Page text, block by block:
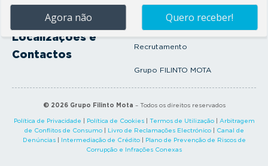
Onde Estamos
Localizações e
Contactos
Artigos e Notícias
Recrutamento
Grupo FILINTO MOTA
© 2026Grupo Filinto Mota – Todos os direitos reservados
Política de Privacidade Política de Cookies| Termos de Utilização|
Arbitragem
de Conflitos de Consumo| Livro de Reclamações Electrónico|
Canal de
Denúncias| Intermediação de Crédito|
Plano de Prevenção de Riscos de
Corrupção e Infrações Conexas